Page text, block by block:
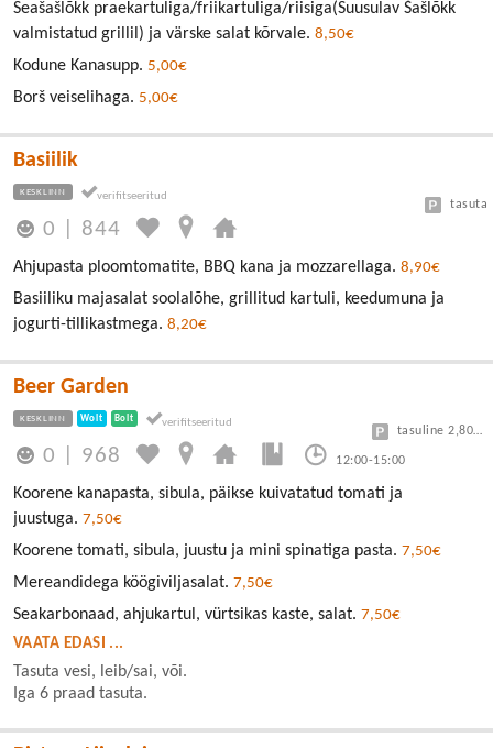
Seašašlõkk praekartuliga/friikartuliga/riisiga(Suusulav Šašlõkk
valmistatud grillil) ja värske salat kõrvale. 8,50€
Kodune Kanasupp. 5,00€
Borš veiselihaga. 5,00€
Basiilik
KESKLINN
0 844
tasuta
Ahjupasta ploomtomatite, BBQ kana ja mozzarellaga. 8,90€
Basiiliku majasalat soolalõhe, grillitud kartuli, keedumuna ja
jogurti-tillikastmega. 8,20€
Beer Garden
KESKLINN Wolt Bolt
0 968 12:00-15:00
tasuline 2,80/30min
Koorene kanapasta, sibula, päikse kuivatatud tomati ja
juustuga. 7,50€
Koorene tomati, sibula, juustu ja mini spinatiga pasta. 7,50€
Mereandidega köögiviljasalat. 7,50€
Seakarbonaad, ahjukartul, vürtsikas kaste, salat. 7,50€
VAATA EDASI ...
Tasuta vesi, leib/sai, või.
Iga 6 praad tasuta.